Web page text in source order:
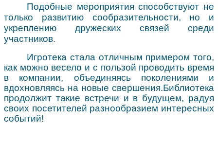
Подобные мероприятия способствуют не
только развитию сообразительности, но и
укреплению дружеских связей среди
участников.
Игротека стала отличным примером того,
как можно весело и с пользой проводить время
в компании, объединяясь поколениями и
вдохновляясь на новые свершения.Библиотека
продолжит такие встречи и в будущем, радуя
своих посетителей разнообразием интересных
событий!